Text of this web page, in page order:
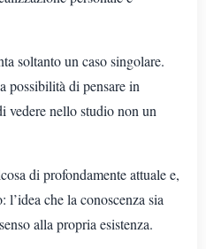
soltanto un caso singolare.
possibilità di pensare in
vedere nello studio non un
di profondamente attuale e,
l’idea che la conoscenza sia
alla propria esistenza.